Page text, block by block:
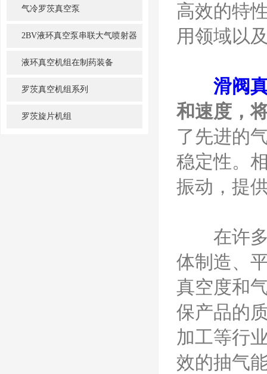
气冷罗茨真空泵
2BV液环真空泵串联大气喷射器
机组液环真空机组在制药装备
罗茨真空机组系列
罗茨旋片机组
高效的特
用领域以
滑阀
和速度，
了先进的
稳定性。
振动，提
在许多
体制造、
真空度和
保产品的
加工等行
效的抽气